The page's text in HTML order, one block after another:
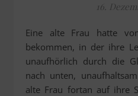
16.
Eine alte Frau hatte vom Teufel eine Sanduhr
bekommen, in der ihre
unaufhörlich durch die
nach unten,
alte Frau fortan auf ihre